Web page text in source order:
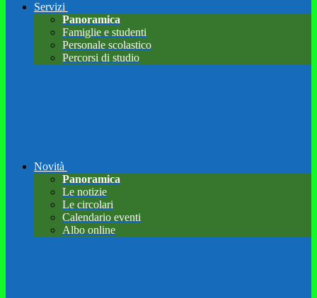
Servizi
Panoramica
Famiglie e studenti
Personale scolastico
Percorsi di studio
Novità
Panoramica
Le notizie
Le circolari
Calendario eventi
Albo online